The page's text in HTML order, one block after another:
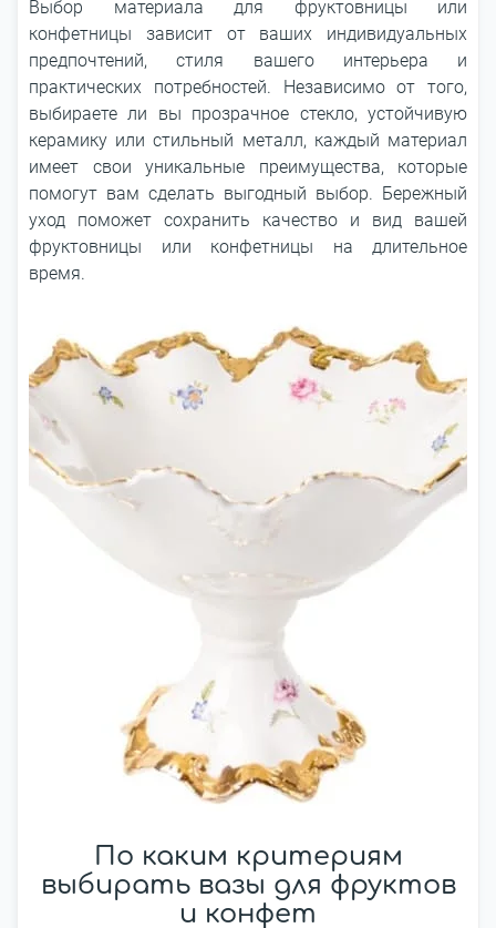
Выбор материала для фруктовницы или
конфетницы зависит от ваших индивидуальных
предпочтений, стиля вашего интерьера и
практических потребностей. Независимо от того,
выбираете ли вы прозрачное стекло, устойчивую
керамику или стильный металл, каждый материал
имеет свои уникальные преимущества, которые
помогут вам сделать выгодный выбор. Бережный
уход поможет сохранить качество и вид вашей
фруктовницы или конфетницы на длительное
время.
По каким критериям
выбирать вазы для фруктов
и конфет